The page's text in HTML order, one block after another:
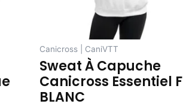
Canicross | CaniVTT
Sweat À Capuche
Canicross Essentiel F
BLANC
être
choisies
sur
page
du